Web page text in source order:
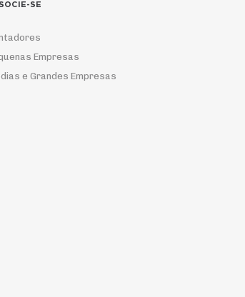
SE
Empresas
e Grandes Empresas